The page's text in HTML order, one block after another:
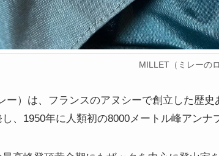
MILLET（ミレーのロ
ー）は、フランスのアヌシーで創立した歴
、1950年に人類初の8000メートル峰アンナ